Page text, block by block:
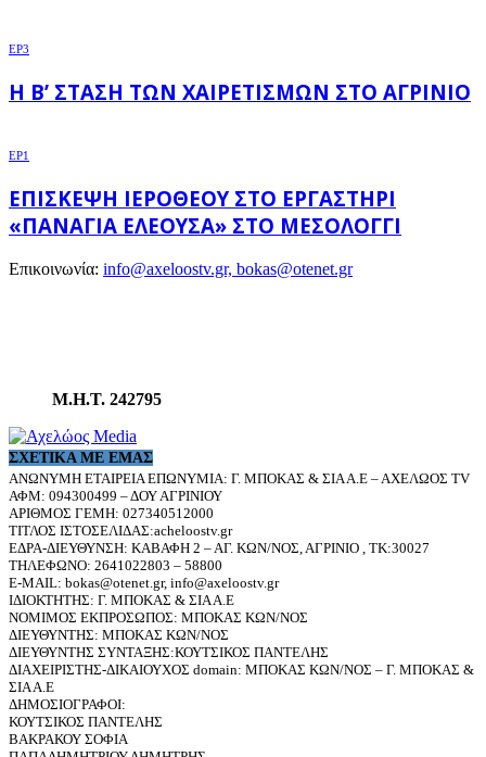
EP3
Η Β’ ΣΤΆΣΗ ΤΩΝ ΧΑΙΡΕΤΙΣΜΏΝ ΣΤΟ ΑΓΡΊΝΙΟ
EP1
ΕΠΊΣΚΕΨΗ ΙΕΡΌΘΕΟΥ ΣΤΟ ΕΡΓΑΣΤΉΡΙ
«ΠΑΝΑΓΊΑ ΕΛΕΟΎΣΑ» ΣΤΟ ΜΕΣΟΛΌΓΓΙ
Επικοινωνία: info@axeloostv.gr, bokas@otenet.gr
Μ.Η.Τ. 242795
ΣΧΕΤΙΚΆ ΜΕ ΕΜΆΣ
ΑΝΩΝΥΜΗ ΕΤΑΙΡΕΙΑ ΕΠΩΝΥΜΙΑ: Γ. ΜΠΟΚΑΣ & ΣΙΑ Α.Ε – ΑΧΕΛΩΟΣ TV
ΑΦΜ: 094300499 – ΔΟΥ ΑΓΡΙΝΙΟΥ
ΑΡΙΘΜΟΣ ΓΕΜΗ: 027340512000
ΤΙΤΛΟΣ ΙΣΤΟΣΕΛΙΔΑΣ:acheloostv.gr
ΕΔΡΑ-ΔΙΕΥΘΥΝΣΗ: ΚΑΒΑΦΗ 2 – ΑΓ. ΚΩΝ/ΝΟΣ, ΑΓΡΙΝΙΟ , ΤΚ:30027
ΤΗΛΕΦΩΝΟ: 2641022803 – 58800
E-MAIL: bokas@otenet.gr, info@axeloostv.gr
ΙΔΙΟΚΤΗΤΗΣ: Γ. ΜΠΟΚΑΣ & ΣΙΑ Α.Ε
ΝΟΜΙΜΟΣ ΕΚΠΡΟΣΩΠΟΣ: ΜΠΟΚΑΣ ΚΩΝ/ΝΟΣ
ΔΙΕΥΘΥΝΤΗΣ: ΜΠΟΚΑΣ ΚΩΝ/ΝΟΣ
ΔΙΕΥΘΥΝΤΗΣ ΣΥΝΤΑΞΗΣ:ΚΟΥΤΣΙΚΟΣ ΠΑΝΤΕΛΗΣ
ΔΙΑΧΕΙΡΙΣΤΗΣ-ΔΙΚΑΙΟΥΧΟΣ domain: ΜΠΟΚΑΣ ΚΩΝ/ΝΟΣ – Γ. ΜΠΟΚΑΣ &
ΣΙΑ Α.Ε
ΔΗΜΟΣΙΟΓΡΑΦΟΙ:
ΚΟΥΤΣΙΚΟΣ ΠΑΝΤΕΛΗΣ
ΒΑΚΡΑΚΟΥ ΣΟΦΙΑ